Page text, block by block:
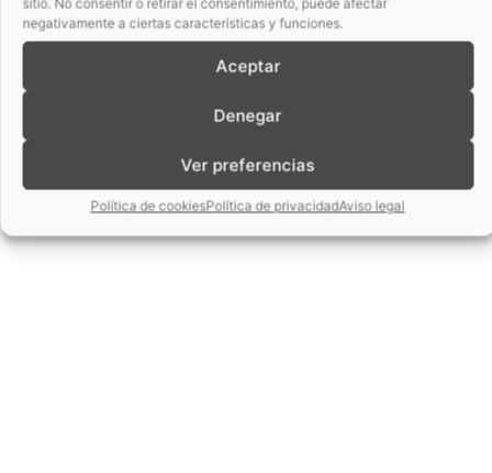
sitio. No consentir o retirar el consentimiento, puede afectar
negativamente a ciertas características y funciones.
Aceptar
Denegar
Ver preferencias
Política de cookiesPolítica de privacidadAviso legal